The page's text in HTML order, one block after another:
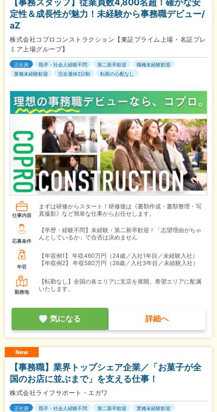
定性＆成長性が魅力！未経験から事務職デビュー/
aZ
株式会社コプロコンストラクション【東証プライム上場・名証プレ
ミア上場グループ】
正社員 既卒・社会人経験不問 第二新卒歓迎
職種未経験歓迎
業種未経験歓迎
完全週休2日制 転勤の心配なし
仕事内容
まずは研修からスタート！研修後は《書類作成・書類整理・写
真撮影》など簡単な仕事からお任せします。
応募条件
【学歴・経験不問】未経験・第二新卒歓迎！「志望理由がちゃ
んとしているか」で合否は決めません
年収
【年収例1】
年収460万円（24歳／入社1年目／未経験入社）
【年収例2】
年収580万円（28歳／入社3年目／未経験入社）
勤務地
【転勤なし】全国の各エリアに支店を展開。希望エリアに配属
いたします。
気になる 詳細へ
New
【事務職】業界トップシェア企業／「お菓子が全
国のお店に並ぶまで」を支える仕事！
株式会社ライフサポート・エガワ
正社員 既卒・社会人経験不問 第二新卒歓迎 業種未経験歓迎